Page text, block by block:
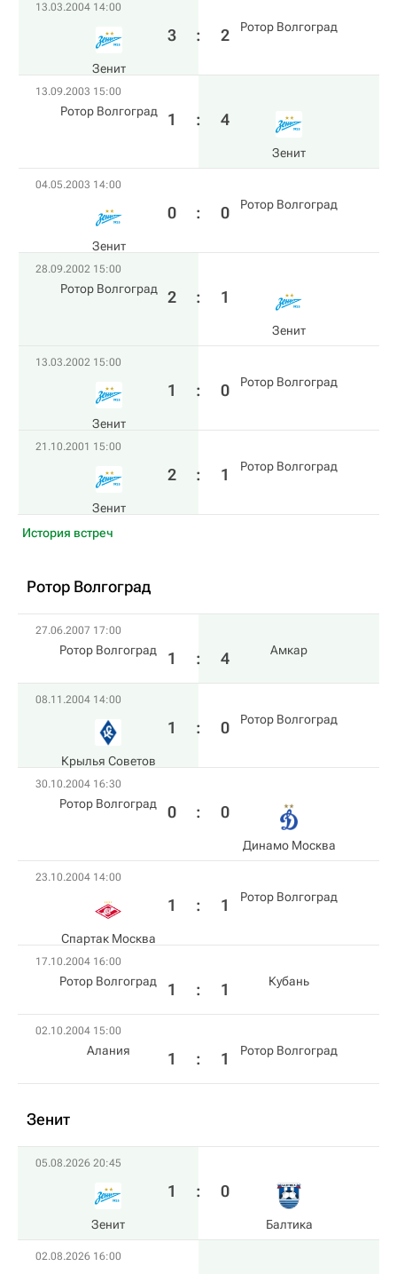
13.03.2004 14:00
Зенит
3 : 2 Ротор Волгоград
13.09.2003 15:00
Ротор Волгоград 1 : 4
Зенит
04.05.2003 14:00
Зенит
0 : 0 Ротор Волгоград
28.09.2002 15:00
Ротор Волгоград 2 : 1
Зенит
13.03.2002 15:00
Зенит
1 : 0 Ротор Волгоград
21.10.2001 15:00
Зенит
2 : 1 Ротор Волгоград
История встреч
Ротор Волгоград
27.06.2007 17:00
Ротор Волгоград 1 : 4 Амкар
08.11.2004 14:00
Крылья Советов
1 : 0 Ротор Волгоград
30.10.2004 16:30
Ротор Волгоград 0 : 0
Динамо Москва
23.10.2004 14:00
Спартак Москва
1 : 1 Ротор Волгоград
17.10.2004 16:00
Ротор Волгоград 1 : 1 Кубань
02.10.2004 15:00
Алания 1 : 1 Ротор Волгоград
Зенит
05.08.2026 20:45
Зенит
1 : 0
Балтика
02.08.2026 16:00